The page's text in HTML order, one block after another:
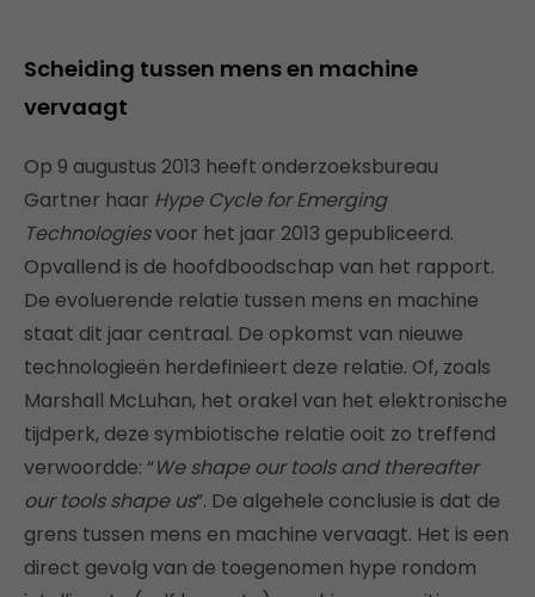
Scheiding tussen mens en machine
vervaagt
Op 9 augustus 2013 heeft onderzoeksbureau
Gartner haar Hype Cycle for Emerging
Technologiesvoor het jaar 2013 gepubliceerd.
Opvallend is de hoofdboodschap van het rapport.
De evoluerende relatie tussen mens en machine
staat dit jaar centraal. De opkomst van nieuwe
technologieën herdefinieert deze relatie. Of, zoals
Marshall McLuhan, het orakel van het elektronische
tijdperk, deze symbiotische relatie ooit zo treffend
verwoordde: “We shape our tools and thereafter
our tools shape us”. De algehele conclusie is dat de
grens tussen mens en machine vervaagt. Het is een
direct gevolg van de toegenomen hype rondom